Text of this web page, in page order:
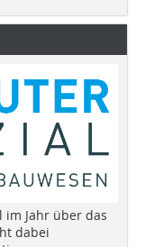
im Jahr über das
dabei